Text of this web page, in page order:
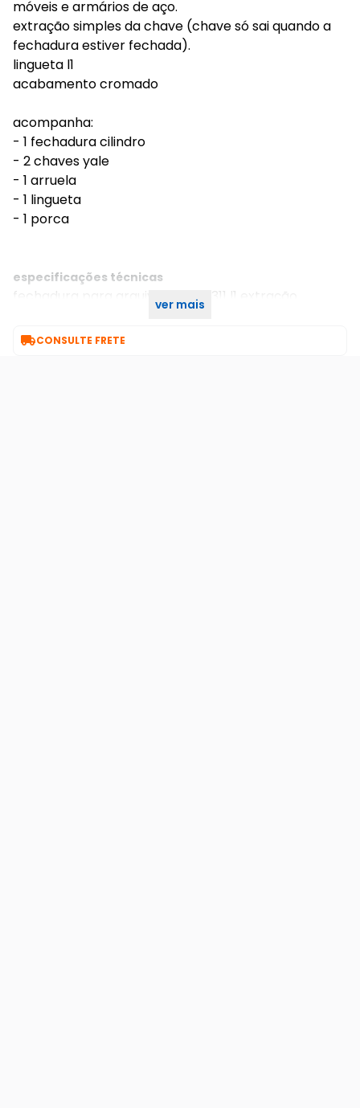
móveis e armários de aço.
extração simples da chave (chave só sai quando a
fechadura estiver fechada).
lingueta l1
acabamento cromado
acompanha:
- 1 fechadura cilindro
- 2 chaves yale
- 1 arruela
- 1 lingueta
- 1 porca
especificações técnicas
fechadura para arquivo de aço 311 l1 extração
ver mais
CONSULTE FRETE